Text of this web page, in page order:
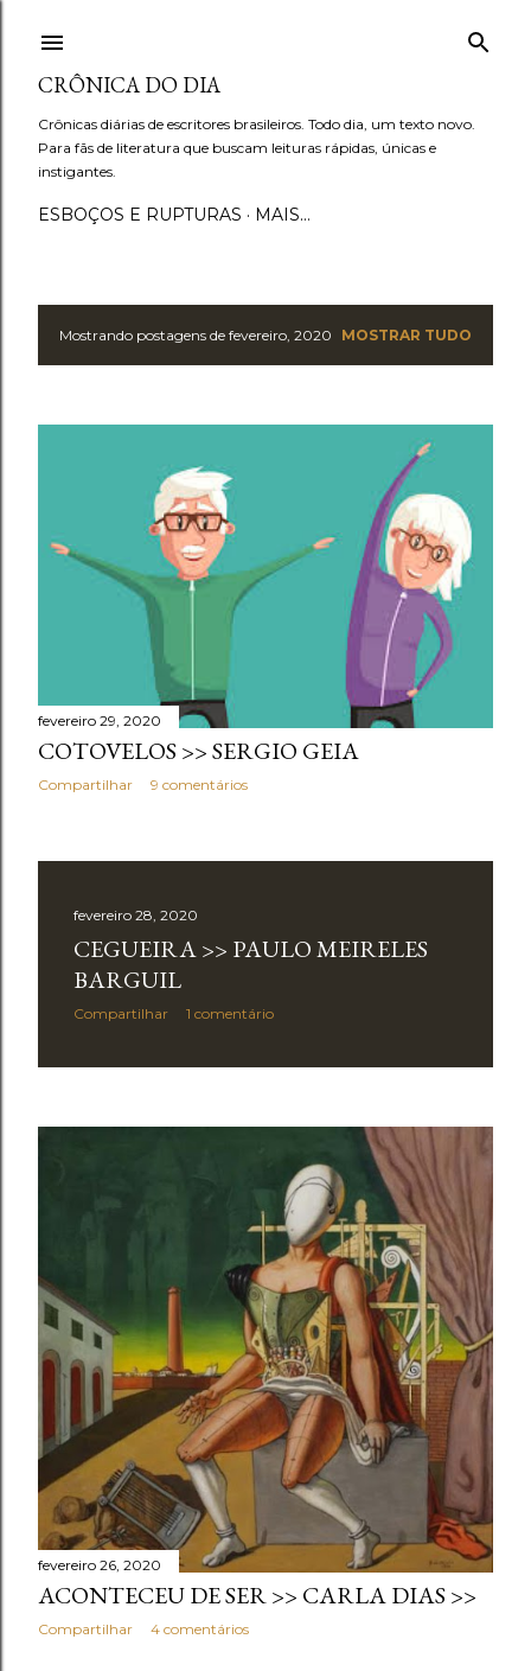
CRÔNICA DO DIA
Crônicas diárias de escritores brasileiros. Todo dia, um texto novo.
Para fãs de literatura que buscam leituras rápidas, únicas e
instigantes.
ESBOÇOS E RUPTURAS MAIS…
P
a
s
Mostrando postagens de fevereiro, 2020 MOSTRAR TUDO
fevereiro 29, 2020
COTOVELOS >> SERGIO GEIA
Compartilhar 9 comentários
fevereiro 28, 2020
CEGUEIRA >> PAULO MEIRELES
BARGUIL
Compartilhar 1 comentário
fevereiro 26, 2020
ACONTECEU DE SER >> CARLA DIAS >>
Compartilhar 4 comentários